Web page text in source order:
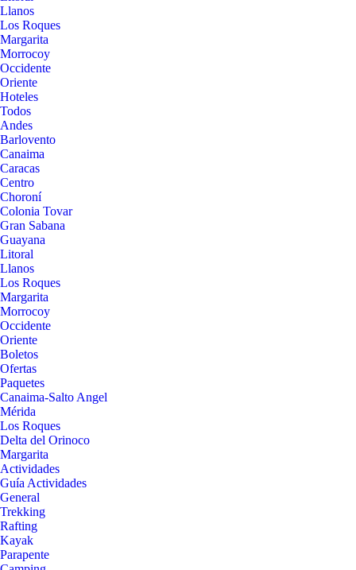
Llanos
Los Roques
Margarita
Morrocoy
Occidente
Oriente
Hoteles
Todos
Andes
Barlovento
Canaima
Caracas
Centro
Choroní
Colonia Tovar
Gran Sabana
Guayana
Litoral
Llanos
Los Roques
Margarita
Morrocoy
Occidente
Oriente
Boletos
Ofertas
Paquetes
Canaima-Salto Angel
Mérida
Los Roques
Delta del Orinoco
Margarita
Actividades
Guía Actividades
General
Trekking
Rafting
Kayak
Parapente